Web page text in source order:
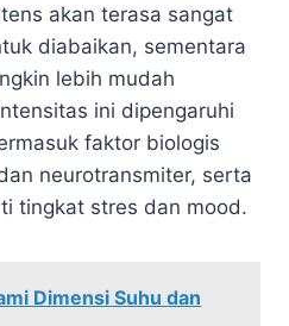
akan terasa sangat
diabaikan, sementara
lebih mudah
ini dipengaruhi
faktor biologis
neurotransmiter, serta
tingkat stres dan mood.
Dimensi Suhu dan